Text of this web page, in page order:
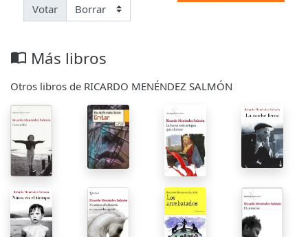
Votar
import_contacts Más libros
Otros libros de RICARDO MENÉNDEZ SALMÓN